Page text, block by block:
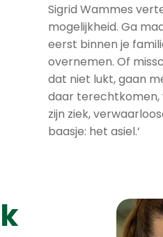
Sigrid Wammes
mogelijkheid. Ga
eerst binnen je
overnemen. Of
dat niet lukt, gaan
daar terechtkomen,
zijn ziek,
baasje: het asiel.’